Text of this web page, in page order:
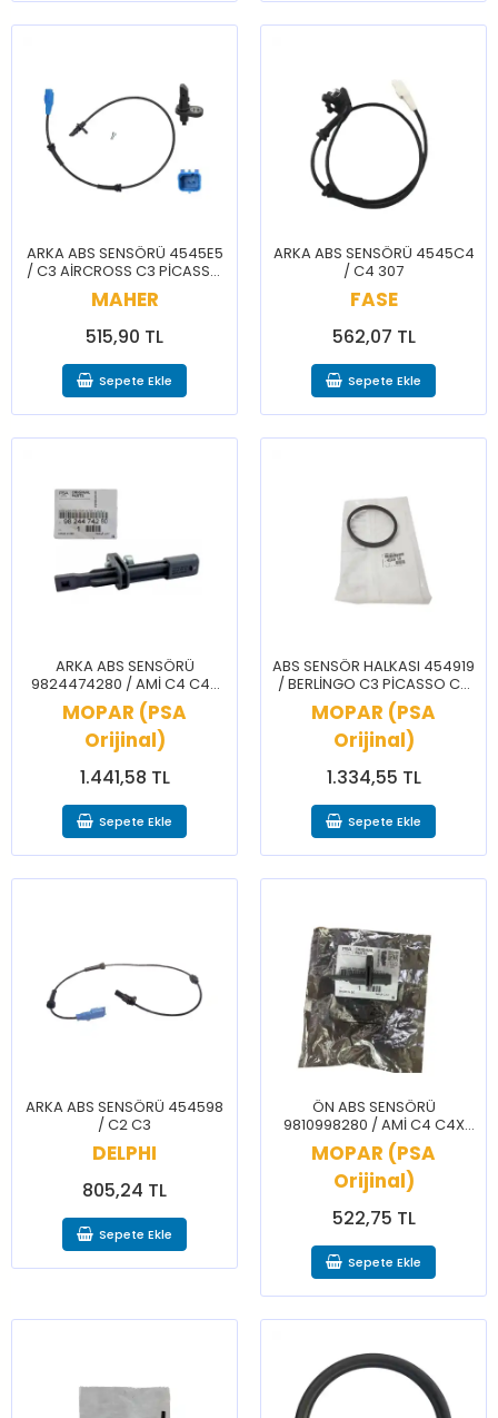
ARKA ABS SENSÖRÜ 4545E5
/ C3 AİRCROSS C3 PİCASSO
C4 CACTUS CELYSEE 2008
207 208 301
MAHER
515,90 TL
Sepete Ekle
ARKA ABS SENSÖRÜ 4545C4
/ C4 307
FASE
562,07 TL
Sepete Ekle
ARKA ABS SENSÖRÜ
9824474280 / AMİ C4 C4X
DS3 2008 208
MOPAR (PSA
Orijinal)
1.441,58 TL
Sepete Ekle
ABS SENSÖR HALKASI 454919
/ BERLİNGO C3 PİCASSO C4
C5 DS5 2008 207 3008 307
308 407 5008 508 PARTNER
MOPAR (PSA
Orijinal)
1.334,55 TL
Sepete Ekle
ARKA ABS SENSÖRÜ 454598
/ C2 C3
DELPHI
805,24 TL
Sepete Ekle
ÖN ABS SENSÖRÜ
9810998280 / AMİ C4 C4X
DS3 2008 208
MOPAR (PSA
Orijinal)
522,75 TL
Sepete Ekle